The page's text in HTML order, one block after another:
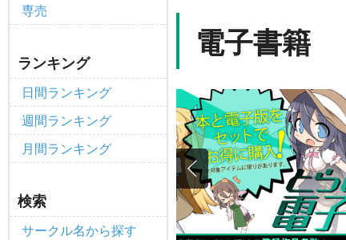
専売
ランキング
日間ランキング
週間ランキング
月間ランキング
検索
サークル名から探す
重要 【2026/4/1より】とらの
重要 おまとめサイクル「定期
重要 【2025/12/1より】「通
重要 個人情報保護方針の改定
重要 ポイント付与・管理体制
全てのお知らせを見る
電子書籍